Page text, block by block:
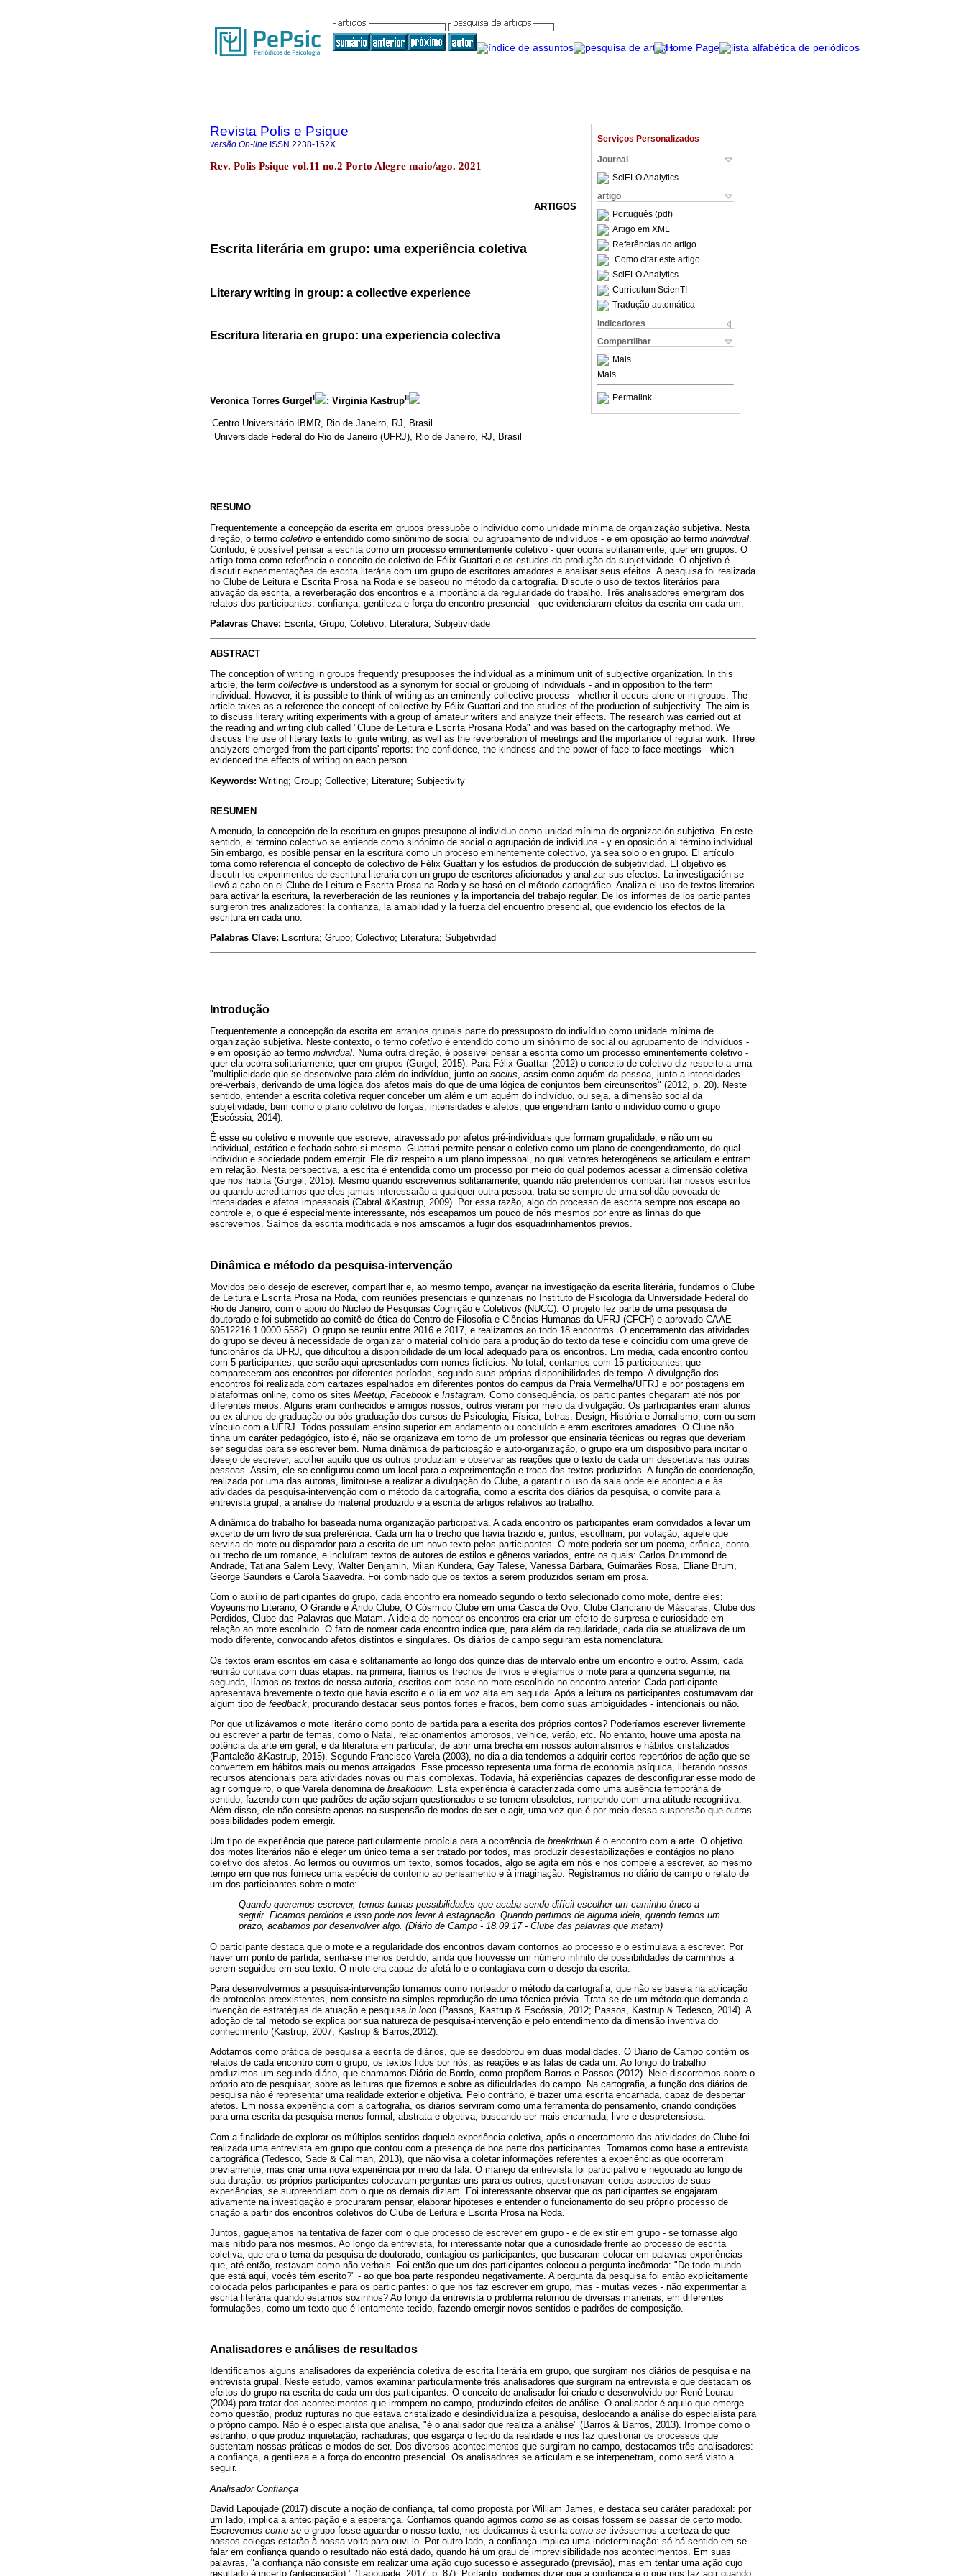
Serviços Personalizados
Journal
SciELO Analytics
artigo
Português (pdf)
Artigo em XML
Referências do artigo
Como citar este artigo
SciELO Analytics
Curriculum ScienTI
Tradução automática
Indicadores
Compartilhar
Mais
Mais
Permalink
Revista Polis e Psique
versão On-line ISSN 2238-152X
Rev. Polis Psique vol.11 no.2 Porto Alegre maio/ago. 2021
ARTIGOS
Escrita literária em grupo: uma experiência coletiva
Literary writing in group: a collective experience
Escritura literaria en grupo: una experiencia colectiva
Veronica Torres Gurgel I ; Virginia KastrupII
ICentro Universitário IBMR, Rio de Janeiro, RJ, Brasil
IIUniversidade Federal do Rio de Janeiro (UFRJ), Rio de Janeiro, RJ, Brasil
RESUMO
Frequentemente a concepção da escrita em grupos pressupõe o indivíduo como unidade mínima de organização subjetiva. Nesta
direção, o termo coletivo é entendido como sinônimo de social ou agrupamento de indivíduos - e em oposição ao termo individual
Contudo, é possível pensar a escrita como um processo eminentemente coletivo - quer ocorra solitariamente, quer em grupos. O
artigo toma como referência o conceito de coletivo de Félix Guattari e os estudos da produção da subjetividade. O objetivo é
discutir experimentações de escrita literária com um grupo de escritores amadores e analisar seus efeitos. A pesquisa foi realizada
no Clube de Leitura e Escrita Prosa na Roda e se baseou no método da cartografia. Discute o uso de textos literários para
ativação da escrita, a reverberação dos encontros e a importância da regularidade do trabalho. Três analisadores emergiram dos
relatos dos participantes: confiança, gentileza e força do encontro presencial - que evidenciaram efeitos da escrita em cada um.
Palavras Chave: Escrita; Grupo; Coletivo; Literatura; Subjetividade
ABSTRACT
The conception of writing in groups frequently presupposes the individual as a minimum unit of subjective organization. In this
article, the term collective is understood as a synonym for social or grouping of individuals - and in opposition to the term
individual. However, it is possible to think of writing as an eminently collective process - whether it occurs alone or in groups. The
article takes as a reference the concept of collective by Félix Guattari and the studies of the production of subjectivity. The aim is
to discuss literary writing experiments with a group of amateur writers and analyze their effects. The research was carried out at
the reading and writing club called "Clube de Leitura e Escrita Prosana Roda" and was based on the cartography method. We
discuss the use of literary texts to ignite writing, as well as the reverberation of meetings and the importance of regular work. Three
analyzers emerged from the participants' reports: the confidence, the kindness and the power of face-to-face meetings - which
evidenced the effects of writing on each person.
Keywords: Writing; Group; Collective; Literature; Subjectivity
RESUMEN
A menudo, la concepción de la escritura en grupos presupone al individuo como unidad mínima de organización subjetiva. En este
sentido, el término colectivo se entiende como sinónimo de social o agrupación de individuos - y en oposición al término individual.
Sin embargo, es posible pensar en la escritura como un proceso eminentemente colectivo, ya sea solo o en grupo. El artículo
toma como referencia el concepto de colectivo de Félix Guattari y los estudios de producción de subjetividad. El objetivo es
discutir los experimentos de escritura literaria con un grupo de escritores aficionados y analizar sus efectos. La investigación se
llevó a cabo en el Clube de Leitura e Escrita Prosa na Roda y se basó en el método cartográfico. Analiza el uso de textos literarios
para activar la escritura, la reverberación de las reuniones y la importancia del trabajo regular. De los informes de los participantes
surgieron tres analizadores: la confianza, la amabilidad y la fuerza del encuentro presencial, que evidenció los efectos de la
escritura en cada uno.
Palabras Clave: Escritura; Grupo; Colectivo; Literatura; Subjetividad
Introdução
Frequentemente a concepção da escrita em arranjos grupais parte do pressuposto do indivíduo como unidade mínima de
organização subjetiva. Neste contexto, o termo coletivo é entendido como um sinônimo de social ou agrupamento de indivíduos -
e em oposição ao termo individual. Numa outra direção, é possível pensar a escrita como um processo eminentemente coletivo -
quer ela ocorra solitariamente, quer em grupos (Gurgel, 2015). Para Félix Guattari (2012) o conceito de coletivo diz respeito a uma
"multiplicidade que se desenvolve para além do indivíduo, junto ao socius, assim como aquém da pessoa, junto a intensidades
pré-verbais, derivando de uma lógica dos afetos mais do que de uma lógica de conjuntos bem circunscritos" (2012, p. 20). Neste
sentido, entender a escrita coletiva requer conceber um além e um aquém do indivíduo, ou seja, a dimensão social da
subjetividade, bem como o plano coletivo de forças, intensidades e afetos, que engendram tanto o indivíduo como o grupo
(Escóssia, 2014).
É esse eu coletivo e movente que escreve, atravessado por afetos pré-individuais que formam grupalidade, e não um eu
individual, estático e fechado sobre si mesmo. Guattari permite pensar o coletivo como um plano de coengendramento, do qual
indivíduo e sociedade podem emergir. Ele diz respeito a um plano impessoal, no qual vetores heterogêneos se articulam e entram
em relação. Nesta perspectiva, a escrita é entendida como um processo por meio do qual podemos acessar a dimensão coletiva
que nos habita (Gurgel, 2015). Mesmo quando escrevemos solitariamente, quando não pretendemos compartilhar nossos escritos
ou quando acreditamos que eles jamais interessarão a qualquer outra pessoa, trata-se sempre de uma solidão povoada de
intensidades e afetos impessoais (Cabral &Kastrup, 2009). Por essa razão, algo do processo de escrita sempre nos escapa ao
controle e, o que é especialmente interessante, nós escapamos um pouco de nós mesmos por entre as linhas do que
escrevemos. Saímos da escrita modificada e nos arriscamos a fugir dos esquadrinhamentos prévios.
Dinâmica e método da pesquisa-intervenção
Movidos pelo desejo de escrever, compartilhar e, ao mesmo tempo, avançar na investigação da escrita literária, fundamos o Clube
de Leitura e Escrita Prosa na Roda, com reuniões presenciais e quinzenais no Instituto de Psicologia da Universidade Federal do
Rio de Janeiro, com o apoio do Núcleo de Pesquisas Cognição e Coletivos (NUCC). O projeto fez parte de uma pesquisa de
doutorado e foi submetido ao comitê de ética do Centro de Filosofia e Ciências Humanas da UFRJ (CFCH) e aprovado CAAE
60512216.1.0000.5582). O grupo se reuniu entre 2016 e 2017, e realizamos ao todo 18 encontros. O encerramento das atividades
do grupo se deveu à necessidade de organizar o material colhido para a produção do texto da tese e coincidiu com uma greve de
funcionários da UFRJ, que dificultou a disponibilidade de um local adequado para os encontros. Em média, cada encontro contou
com 5 participantes, que serão aqui apresentados com nomes fictícios. No total, contamos com 15 participantes, que
compareceram aos encontros por diferentes períodos, segundo suas próprias disponibilidades de tempo. A divulgação dos
encontros foi realizada com cartazes espalhados em diferentes pontos do campus da Praia Vermelha/UFRJ e por postagens em
plataformas online, como os sites Meetup Facebook e Instagram. Como consequência, os participantes chegaram até nós por
diferentes meios. Alguns eram conhecidos e amigos nossos; outros vieram por meio da divulgação. Os participantes eram alunos
ou ex-alunos de graduação ou pós-graduação dos cursos de Psicologia, Física, Letras, Design, História e Jornalismo, com ou sem
vínculo com a UFRJ. Todos possuíam ensino superior em andamento ou concluído e eram escritores amadores. O Clube não
tinha um caráter pedagógico, isto é, não se organizava em torno de um professor que ensinaria técnicas ou regras que deveriam
ser seguidas para se escrever bem. Numa dinâmica de participação e auto-organização, o grupo era um dispositivo para incitar o
desejo de escrever, acolher aquilo que os outros produziam e observar as reações que o texto de cada um despertava nas outras
pessoas. Assim, ele se configurou como um local para a experimentação e troca dos textos produzidos. A função de coordenação,
realizada por uma das autoras, limitou-se a realizar a divulgação do Clube, a garantir o uso da sala onde ele acontecia e às
atividades da pesquisa-intervenção com o método da cartografia, como a escrita dos diários da pesquisa, o convite para a
entrevista grupal, a análise do material produzido e a escrita de artigos relativos ao trabalho.
A dinâmica do trabalho foi baseada numa organização participativa. A cada encontro os participantes eram convidados a levar um
excerto de um livro de sua preferência. Cada um lia o trecho que havia trazido e, juntos, escolhiam, por votação, aquele que
serviria de mote ou disparador para a escrita de um novo texto pelos participantes. O mote poderia ser um poema, crônica, conto
ou trecho de um romance, e incluíram textos de autores de estilos e gêneros variados, entre os quais: Carlos Drummond de
Andrade, Tatiana Salem Levy, Walter Benjamin, Milan Kundera, Gay Talese, Vanessa Bárbara, Guimarães Rosa, Eliane Brum,
George Saunders e Carola Saavedra. Foi combinado que os textos a serem produzidos seriam em prosa.
Com o auxílio de participantes do grupo, cada encontro era nomeado segundo o texto selecionado como mote, dentre eles:
Voyeurismo Literário, O Grande e Árido Clube, O Cósmico Clube em uma Casca de Ovo, Clube Clariciano de Máscaras, Clube dos
Perdidos, Clube das Palavras que Matam. A ideia de nomear os encontros era criar um efeito de surpresa e curiosidade em
relação ao mote escolhido. O fato de nomear cada encontro indica que, para além da regularidade, cada dia se atualizava de um
modo diferente, convocando afetos distintos e singulares. Os diários de campo seguiram esta nomenclatura.
Os textos eram escritos em casa e solitariamente ao longo dos quinze dias de intervalo entre um encontro e outro. Assim, cada
reunião contava com duas etapas: na primeira, líamos os trechos de livros e elegíamos o mote para a quinzena seguinte; na
segunda, líamos os textos de nossa autoria, escritos com base no mote escolhido no encontro anterior. Cada participante
apresentava brevemente o texto que havia escrito e o lia em voz alta em seguida. Após a leitura os participantes costumavam dar
algum tipo de feedback , procurando destacar seus pontos fortes e fracos, bem como suas ambiguidades - intencionais ou não.
Por que utilizávamos o mote literário como ponto de partida para a escrita dos próprios contos? Poderíamos escrever livremente
ou escrever a partir de temas, como o Natal, relacionamentos amorosos, velhice, verão, etc. No entanto, houve uma aposta na
potência da arte em geral, e da literatura em particular, de abrir uma brecha em nossos automatismos e hábitos cristalizados
(Pantaleão &Kastrup, 2015). Segundo Francisco Varela (2003), no dia a dia tendemos a adquirir certos repertórios de ação que se
convertem em hábitos mais ou menos arraigados. Esse processo representa uma forma de economia psíquica, liberando nossos
recursos atencionais para atividades novas ou mais complexas. Todavia, há experiências capazes de desconfigurar esse modo de
agir corriqueiro, o que Varela denomina de breakdown. Esta experiência é caracterizada como uma ausência temporária de
sentido, fazendo com que padrões de ação sejam questionados e se tornem obsoletos, rompendo com uma atitude recognitiva.
Além disso, ele não consiste apenas na suspensão de modos de ser e agir, uma vez que é por meio dessa suspensão que outras
possibilidades podem emergir.
Um tipo de experiência que parece particularmente propícia para a ocorrência de breakdown é o encontro com a arte. O objetivo
dos motes literários não é eleger um único tema a ser tratado por todos, mas produzir desestabilizações e contágios no plano
coletivo dos afetos. Ao lermos ou ouvirmos um texto, somos tocados, algo se agita em nós e nos compele a escrever, ao mesmo
tempo em que nos fornece uma espécie de contorno ao pensamento e à imaginação. Registramos no diário de campo o relato de
um dos participantes sobre o mote:
Quando queremos escrever, temos tantas possibilidades que acaba sendo difícil escolher um caminho único a
seguir. Ficamos perdidos e isso pode nos levar à estagnação. Quando partimos de alguma ideia, quando temos um
prazo, acabamos por desenvolver algo. (Diário de Campo - 18.09.17 - Clube das palavras que matam)
O participante destaca que o mote e a regularidade dos encontros davam contornos ao processo e o estimulava a escrever. Por
haver um ponto de partida, sentia-se menos perdido, ainda que houvesse um número infinito de possibilidades de caminhos a
serem seguidos em seu texto. O mote era capaz de afetá-lo e o contagiava com o desejo da escrita.
Para desenvolvermos a pesquisa-intervenção tomamos como norteador o método da cartografia, que não se baseia na aplicação
de protocolos preexistentes, nem consiste na simples reprodução de uma técnica prévia. Trata-se de um método que demanda a
invenção de estratégias de atuação e pesquisa in loco (Passos, Kastrup & Escóssia, 2012; Passos, Kastrup & Tedesco, 2014). A
adoção de tal método se explica por sua natureza de pesquisa-intervenção e pelo entendimento da dimensão inventiva do
conhecimento (Kastrup, 2007; Kastrup & Barros,2012).
Adotamos como prática de pesquisa a escrita de diários, que se desdobrou em duas modalidades. O Diário de Campo contém os
relatos de cada encontro com o grupo, os textos lidos por nós, as reações e as falas de cada um. Ao longo do trabalho
produzimos um segundo diário, que chamamos Diário de Bordo, como propõem Barros e Passos (2012). Nele discorremos sobre o
próprio ato de pesquisar, sobre as leituras que fizemos e sobre as dificuldades do campo. Na cartografia, a função dos diários de
pesquisa não é representar uma realidade exterior e objetiva. Pelo contrário, é trazer uma escrita encarnada, capaz de despertar
afetos. Em nossa experiência com a cartografia, os diários serviram como uma ferramenta do pensamento, criando condições
para uma escrita da pesquisa menos formal, abstrata e objetiva, buscando ser mais encarnada, livre e despretensiosa.
Com a finalidade de explorar os múltiplos sentidos daquela experiência coletiva, após o encerramento das atividades do Clube foi
realizada uma entrevista em grupo que contou com a presença de boa parte dos participantes. Tomamos como base a entrevista
cartográfica (Tedesco, Sade & Caliman, 2013), que não visa a coletar informações referentes a experiências que ocorreram
previamente, mas criar uma nova experiência por meio da fala. O manejo da entrevista foi participativo e negociado ao longo de
sua duração: os próprios participantes colocavam perguntas uns para os outros, questionavam certos aspectos de suas
experiências, se surpreendiam com o que os demais diziam. Foi interessante observar que os participantes se engajaram
ativamente na investigação e procuraram pensar, elaborar hipóteses e entender o funcionamento do seu próprio processo de
criação a partir dos encontros coletivos do Clube de Leitura e Escrita Prosa na Roda.
Juntos, gaguejamos na tentativa de fazer com o que processo de escrever em grupo - e de existir em grupo - se tornasse algo
mais nítido para nós mesmos. Ao longo da entrevista, foi interessante notar que a curiosidade frente ao processo de escrita
coletiva, que era o tema da pesquisa de doutorado, contagiou os participantes, que buscaram colocar em palavras experiências
que, até então, restavam como não verbais. Foi então que um dos participantes colocou a pergunta incômoda: "De todo mundo
que está aqui, vocês têm escrito?" - ao que boa parte respondeu negativamente. A pergunta da pesquisa foi então explicitamente
colocada pelos participantes e para os participantes: o que nos faz escrever em grupo, mas - muitas vezes - não experimentar a
escrita literária quando estamos sozinhos? Ao longo da entrevista o problema retornou de diversas maneiras, em diferentes
formulações, como um texto que é lentamente tecido, fazendo emergir novos sentidos e padrões de composição.
Analisadores e análises de resultados
Identificamos alguns analisadores da experiência coletiva de escrita literária em grupo, que surgiram nos diários de pesquisa e na
entrevista grupal. Neste estudo, vamos examinar particularmente três analisadores que surgiram na entrevista e que destacam os
efeitos do grupo na escrita de cada um dos participantes. O conceito de analisador foi criado e desenvolvido por René Lourau
(2004) para tratar dos acontecimentos que irrompem no campo, produzindo efeitos de análise. O analisador é aquilo que emerge
como questão, produz rupturas no que estava cristalizado e desindividualiza a pesquisa, deslocando a análise do especialista para
o próprio campo. Não é o especialista que analisa, "é o analisador que realiza a análise" (Barros & Barros, 2013). Irrompe como o
estranho, o que produz inquietação, rachaduras, que esgarça o tecido da realidade e nos faz questionar os processos que
sustentam nossas práticas e modos de ser. Dos diversos acontecimentos que surgiram no campo, destacamos três analisadores:
a confiança, a gentileza e a força do encontro presencial. Os analisadores se articulam e se interpenetram, como será visto a
seguir.
Analisador Confiança
David Lapoujade (2017) discute a noção de confiança, tal como proposta por William James, e destaca seu caráter paradoxal: por
um lado, implica a antecipação e a esperança. Confiamos quando agimos como se as coisas fossem se passar de certo modo.
Escrevemos como se o grupo fosse aguardar o nosso texto; nos dedicamos à escrita como se tivéssemos a certeza de que
nossos colegas estarão à nossa volta para ouvi-lo. Por outro lado, a confiança implica uma indeterminação: só há sentido em se
falar em confiança quando o resultado não está dado, quando há um grau de imprevisibilidade nos acontecimentos. Em suas
palavras, "a confiança não consiste em realizar uma ação cujo sucesso é assegurado (previsão), mas em tentar uma ação cujo
resultado é incerto (antecipação)." (Lapoujade, 2017, p. 87). Portanto, podemos dizer que a confiança é o que nos faz agir quando